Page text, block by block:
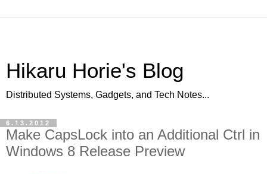
Hikaru Horie's Blog
Distributed Systems, Gadgets, and Tech Notes...
6.13.2012
Make CapsLock into an Additional Ctrl in
Windows 8 Release Preview